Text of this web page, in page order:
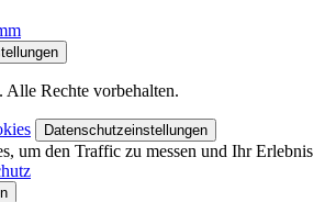
Rechte vorbehalten.
Datenschutzeinstellungen
um den Traffic zu messen und Ihr Erlebnis